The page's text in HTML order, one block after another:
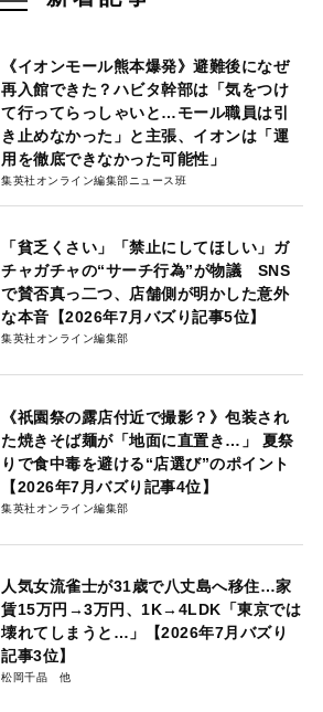
《イオンモール熊本爆発》避難後になぜ
再入館できた？ハビタ幹部は「気をつけ
て行ってらっしゃいと…モール職員は引
き止めなかった」と主張、イオンは「運
用を徹底できなかった可能性」
集英社オンライン編集部ニュース班
「貧乏くさい」「禁止にしてほしい」ガ
チャガチャの“サーチ行為”が物議 SNS
で賛否真っ二つ、店舗側が明かした意外
な本音【2026年7月バズり記事5位】
集英社オンライン編集部
《祇園祭の露店付近で撮影？》包装され
た焼きそば麺が「地面に直置き…」 夏祭
りで食中毒を避ける“店選び”のポイント
【2026年7月バズり記事4位】
集英社オンライン編集部
人気女流雀士が31歳で八丈島へ移住…家
賃15万円→3万円、1K→4LDK「東京では
壊れてしまうと…」【2026年7月バズり
記事3位】
松岡千晶